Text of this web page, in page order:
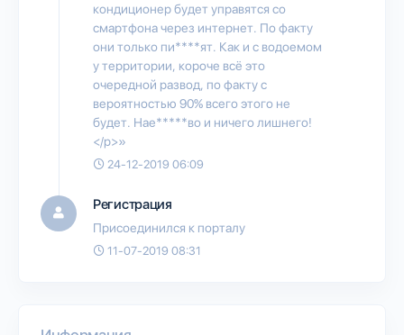
кондиционер будет управятся со
смартфона через интернет. По факту
они только пи****ят. Как и с водоемом
у территории, короче всё это
очередной развод, по факту с
вероятностью 90% всего этого не
будет. Нае*****во и ничего лишнего!
</p>»
24-12-2019 06:09
Регистрация
Присоединился к порталу
11-07-2019 08:31